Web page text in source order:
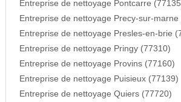
Entreprise de nettoyage Pontcarre
Entreprise de nettoyage Precy-sur-marne
Entreprise de nettoyage Presles-en-brie
Entreprise de nettoyage Pringy (77310)
Entreprise de nettoyage Provins (77160)
Entreprise de nettoyage Puisieux (77139)
Entreprise de nettoyage Quiers (77720)